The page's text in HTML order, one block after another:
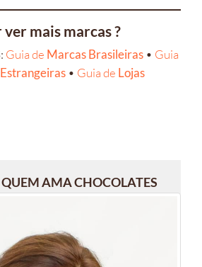
mais marcas ?
Guia de Marcas Brasileiras• Guia
• Guia de Lojas
AMA CHOCOLATES